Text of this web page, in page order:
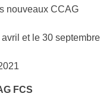
nouveaux CCAG
et le 30 septembre
FCS